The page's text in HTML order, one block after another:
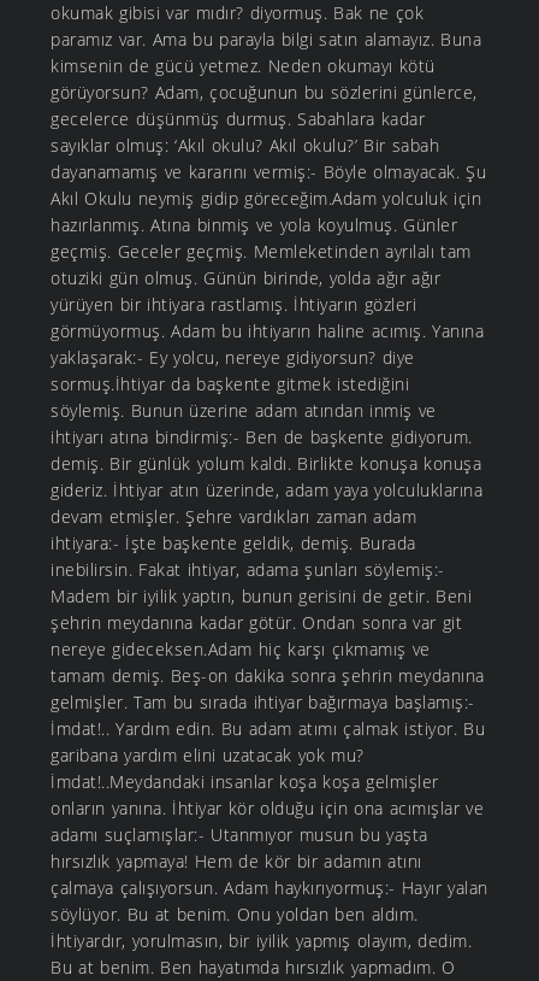
okumak gibisi var mıdır? diyormuş. Bak ne çok
paramız var. Ama bu parayla bilgi satın alamayız. Buna
kimsenin de gücü yetmez. Neden okumayı kötü
görüyorsun? Adam, çocuğunun bu sözlerini günlerce,
gecelerce düşünmüş durmuş. Sabahlara kadar
sayıklar olmuş: ‘Akıl okulu? Akıl okulu?’ Bir sabah
dayanamamış ve kararını vermiş:- Böyle olmayacak. Şu
Akıl Okulu neymiş gidip göreceğim.Adam yolculuk için
hazırlanmış. Atına binmiş ve yola koyulmuş. Günler
geçmiş. Geceler geçmiş. Memleketinden ayrılalı tam
otuziki gün olmuş. Günün birinde, yolda ağır ağır
yürüyen bir ihtiyara rastlamış. İhtiyarın gözleri
görmüyormuş. Adam bu ihtiyarın haline acımış. Yanına
yaklaşarak:- Ey yolcu, nereye gidiyorsun? diye
sormuş.İhtiyar da başkente gitmek istediğini
söylemiş. Bunun üzerine adam atından inmiş ve
ihtiyarı atına bindirmiş:- Ben de başkente gidiyorum.
demiş. Bir günlük yolum kaldı. Birlikte konuşa konuşa
gideriz. İhtiyar atın üzerinde, adam yaya yolculuklarına
devam etmişler. Şehre vardıkları zaman adam
ihtiyara:- İşte başkente geldik, demiş. Burada
inebilirsin. Fakat ihtiyar, adama şunları söylemiş:-
Madem bir iyilik yaptın, bunun gerisini de getir. Beni
şehrin meydanına kadar götür. Ondan sonra var git
nereye gideceksen.Adam hiç karşı çıkmamış ve
tamam demiş. Beş-on dakika sonra şehrin meydanına
gelmişler. Tam bu sırada ihtiyar bağırmaya başlamış:-
İmdat!.. Yardım edin. Bu adam atımı çalmak istiyor. Bu
garibana yardım elini uzatacak yok mu?
İmdat!..Meydandaki insanlar koşa koşa gelmişler
onların yanına. İhtiyar kör olduğu için ona acımışlar ve
adamı suçlamışlar:- Utanmıyor musun bu yaşta
hırsızlık yapmaya! Hem de kör bir adamın atını
çalmaya çalışıyorsun. Adam haykırıyormuş:- Hayır yalan
söylüyor. Bu at benim. Onu yoldan ben aldım.
İhtiyardır, yorulmasın, bir iyilik yapmış olayım, dedim.
Bu at benim. Ben hayatımda hırsızlık yapmadım. O